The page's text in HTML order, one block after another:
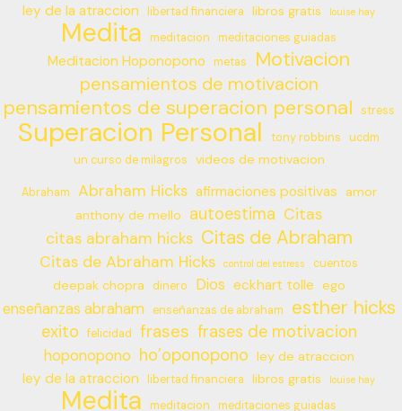
ley de la atraccion libertad financiera libros gratis louise hay
Medita meditacion meditaciones guiadas
Meditacion Hoponopono metas Motivacion
pensamientos de motivacion
pensamientos de superacion personal stress
Superacion Personal tony robbins
ucdm
un curso de milagros
videos de motivacion
Abraham Abraham Hicks afirmaciones positivas
amor
anthony de mello
autoestima Citas
citas abraham hicks Citas de Abraham
Citas de Abraham Hicks control del estress cuentos
deepak chopra dinero Dios eckhart tolle ego
enseñanzas abraham enseñanzas de abraham esther hicks
exito felicidad frases frases de motivacion
hoponopono ho’oponopono ley de atraccion
ley de la atraccion libertad financiera libros gratis louise hay
Medita meditacion meditaciones guiadas